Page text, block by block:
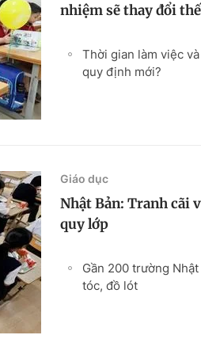
nhiệm sẽ thay đổi thế
Thời gian làm việc
quy định mới?
Giáo dục
Nhật Bản: Tranh cãi
quy lớp
Gần 200 trường
tóc, đồ lót